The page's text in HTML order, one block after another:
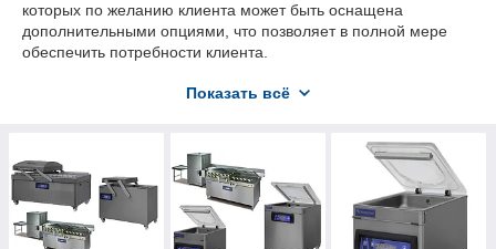
которых по желанию клиента может быть оснащена
дополнительными опциями, что позволяет в полной мере
обеспечить потребности клиента.
решения разносторонних задач по упаковке пищевых
сосиски, сардельки, деликатесная продукция, очищеные
овощи, свежая, соленая рыба (также в рассоле), красная
рыба, икра, сыры твердых и мягких сортов, упаковка сыров
для созревания, готовые блюда: супы, салаты, гарниры.
Henkovac всегда стремится предлагать лучшие в классе
Показать всё